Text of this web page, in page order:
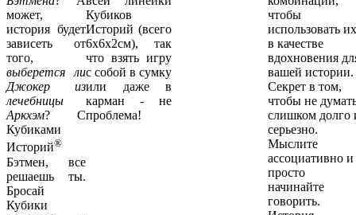
может,
история будет
зависеть от
того,
выберется ли
Джокер из
лечебницы
Аркхэм? С
Кубиками
Историй®
Бэтмен, все
решаешь ты.
Бросай
Кубики
Кубиков
Историй (всего
6х6х2см), так
что взять игру
с собой в сумку
или даже в
карман - не
проблема!
чтобы
использовать их
в качестве
вдохновения
вашей истории.
Секрет в том,
чтобы не
слишком долго
серьезно.
Мыслите
ассоциативно и
просто
начинайте
говорить.